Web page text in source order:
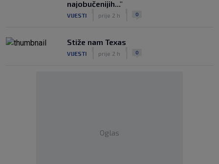
najobučenijih..."
VIJESTI prije 2 h 0
Stiže nam Texas
VIJESTI prije 2 h 0
Oglas